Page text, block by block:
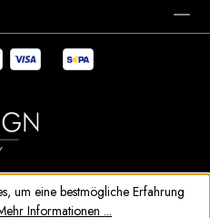
um eine bestmögliche Erfahrung
Informationen ...